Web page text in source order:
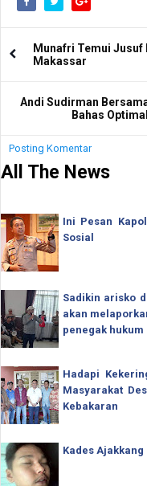
Munafri Temui Jusuf
Makassar
Andi Sudirman
Bahas
Posting Komentar
All The News
Ini Pesan
Sosial
Sadikin arisko
akan
penegak hukum
Hadapi
Masyarakat
Kebakaran
Kades